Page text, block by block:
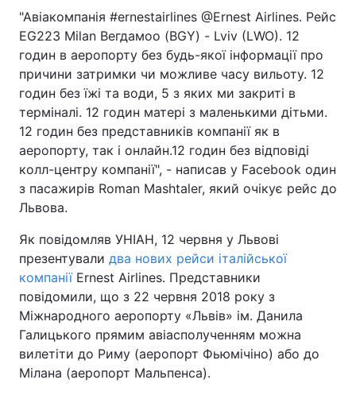
"Авіакомпанія #ernestairlines @Ernest Airlines. Рейс
EG223 Milan Вегдамоо (BGY) - Lviv (LWO). 12
годин в аеропорту без будь-якої інформації про
причини затримки чи можливе часу вильоту. 12
годин без їжі та води, 5 з яких ми закриті в
терміналі. 12 годин матері з маленькими дітьми.
12 годин без представників компанії як в
аеропорту, так і онлайн.12 годин без відповіді
колл-центру компанії", - написав у Facebook один
з пасажирів Roman Mashtaler, який очікує рейс до
Львова.
Як повідомляв УНІАН, 12 червня у Львові
презентували два нових рейси італійської
компаніїErnest Aіrlines. Представники
повідомили, що з 22 червня 2018 року з
Міжнародного аеропорту «Львів» ім. Данила
Галицького прямим авіасполученням можна
вилетіти до Риму (аеропорт Фьюмічіно) або до
Мілана (аеропорт Мальпенса).